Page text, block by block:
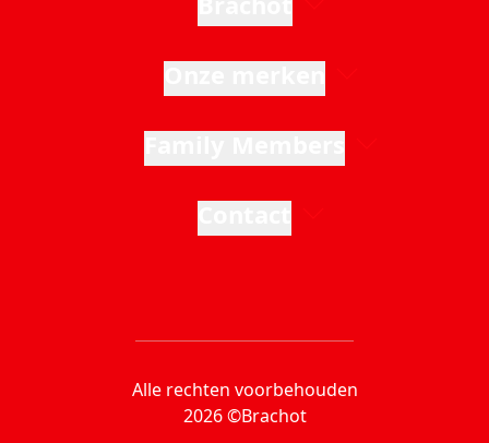
Alle rechten voorbehouden
2026 ©Brachot